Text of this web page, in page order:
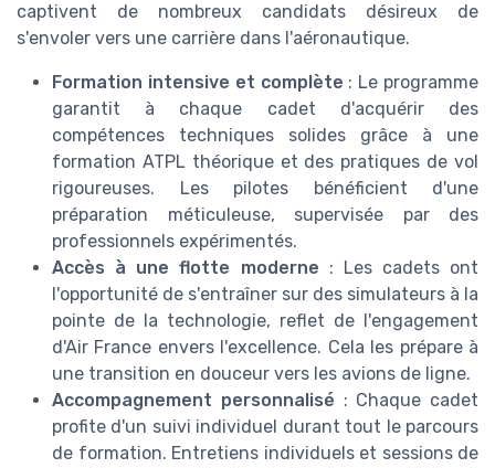
captivent de nombreux candidats désireux de
s'envoler vers une carrière dans l'aéronautique.
Formation intensive et complète : Le programme
garantit à chaque cadet d'acquérir des
compétences techniques solides grâce à une
formation ATPL théorique et des pratiques de vol
rigoureuses. Les pilotes bénéficient d'une
préparation méticuleuse, supervisée par des
professionnels expérimentés.
Accès à une flotte moderne : Les cadets ont
l'opportunité de s'entraîner sur des simulateurs à la
pointe de la technologie, reflet de l'engagement
d'Air France envers l'excellence. Cela les prépare à
une transition en douceur vers les avions de ligne.
Accompagnement personnalisé : Chaque cadet
profite d'un suivi individuel durant tout le parcours
de formation. Entretiens individuels et sessions de